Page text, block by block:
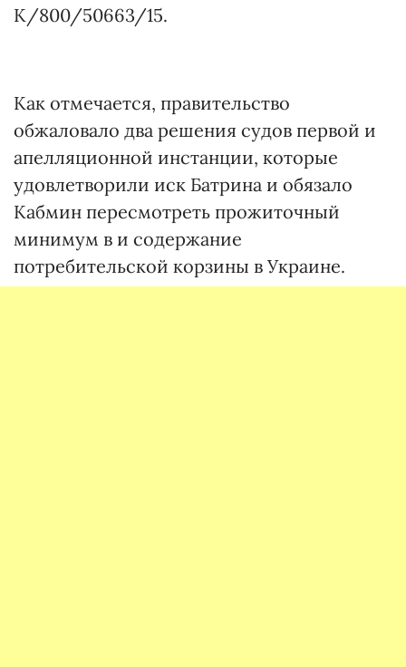
К/800/50663/15.
Как отмечается, правительство
обжаловало два решения судов первой и
апелляционной инстанции, которые
удовлетворили иск Батрина и обязало
Кабмин пересмотреть прожиточный
минимум в и содержание
потребительской корзины в Украине.